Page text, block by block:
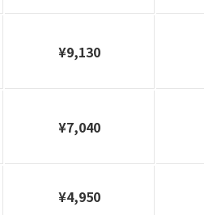
¥9,130
¥7,040
¥4,950